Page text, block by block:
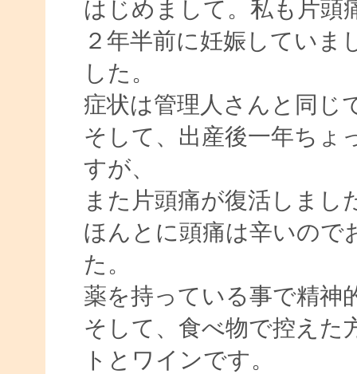
はじめまして。私も片頭
２年半前に妊娠していま
した。
症状は管理人さんと同じ
そして、出産後一年ちょ
すが、
また片頭痛が復活しまし
ほんとに頭痛は辛いので
た。
薬を持っている事で精神
そして、食べ物で控えた
トとワインです。